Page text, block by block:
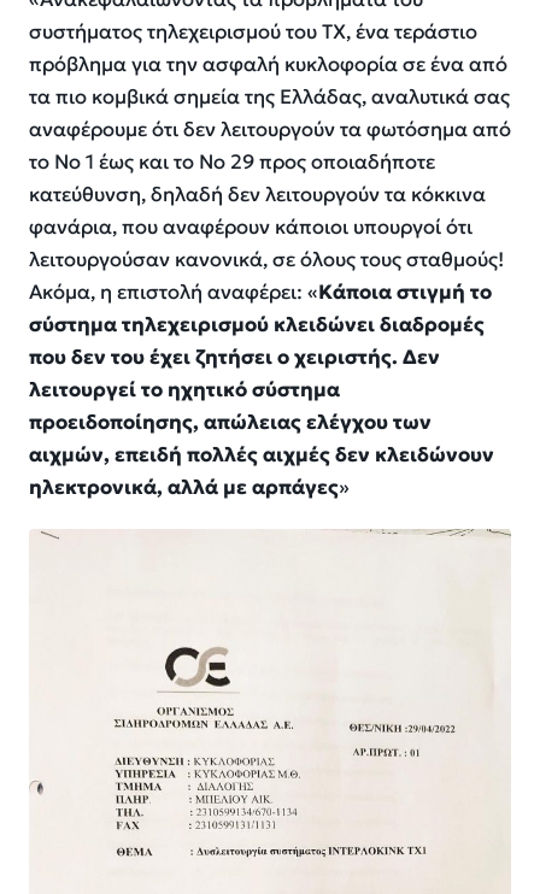
συστήματος τηλεχειρισμού του ΤΧ, ένα τεράστιο
πρόβλημα για την ασφαλή κυκλοφορία σε ένα από
τα πιο κομβικά σημεία της Ελλάδας, αναλυτικά σας
αναφέρουμε ότι δεν λειτουργούν τα φωτόσημα από
το Νο 1 έως και το Νο 29 προς οποιαδήποτε
κατεύθυνση, δηλαδή δεν λειτουργούν τα κόκκινα
φανάρια, που αναφέρουν κάποιοι υπουργοί ότι
λειτουργούσαν κανονικά, σε όλους τους σταθμούς!
Ακόμα, η επιστολή αναφέρει: «Κάποια στιγμή το
σύστημα τηλεχειρισμού κλειδώνει διαδρομές
που δεν του έχει ζητήσει ο χειριστής. Δεν
λειτουργεί το ηχητικό σύστημα
προειδοποίησης, απώλειας ελέγχου των
αιχμών, επειδή πολλές αιχμές δεν κλειδώνουν
ηλεκτρονικά, αλλά με αρπάγες»